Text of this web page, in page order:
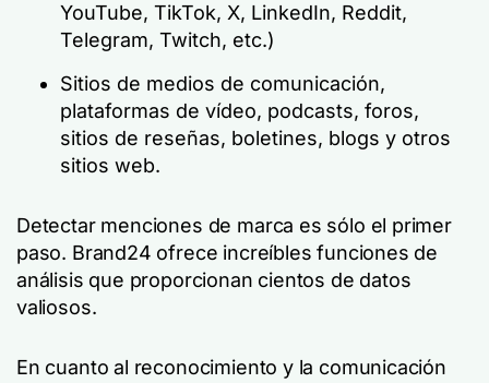
YouTube, TikTok, X, LinkedIn, Reddit,
Telegram, Twitch, etc.)
Sitios de medios de comunicación,
plataformas de vídeo, podcasts, foros,
sitios de reseñas, boletines, blogs y otros
sitios web.
Detectar menciones de marca es sólo el primer
paso. Brand24 ofrece increíbles funciones de
análisis que proporcionan cientos de datos
valiosos.
En cuanto al reconocimiento y la comunicación